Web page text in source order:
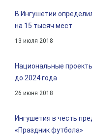
В Ингушетии
на 15 тысяч мест
13 июля 2018
Национальные
до 2024 года
26 июня 2018
Ингушетия в честь
«Праздник футбола»